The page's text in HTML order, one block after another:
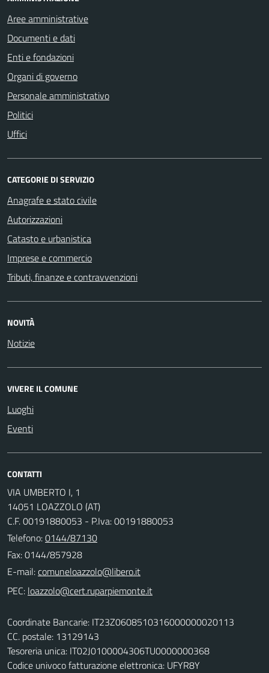
Aree amministrative
Documenti e dati
Enti e fondazioni
Organi di governo
Personale amministrativo
Politici
Uffici
CATEGORIE DI SERVIZIO
Anagrafe e stato civile
Autorizzazioni
Catasto e urbanistica
Imprese e commercio
Tributi, finanze e contravvenzioni
NOVITÀ
Notizie
VIVERE IL COMUNE
Luoghi
Eventi
CONTATTI
VIA UMBERTO I, 1
14051 LOAZZOLO (AT)
C.F. 00191880053 - P.Iva: 00191880053
Telefono:0144/87130
Fax: 0144/857928
E-mail:
PEC:
Coordinate Bancarie: IT23Z0608510316000000020113
CC. postale: 13129143
Tesoreria unica: IT02J0100004306TU0000000368
Codice univoco fatturazione elettronica: UFYR8Y